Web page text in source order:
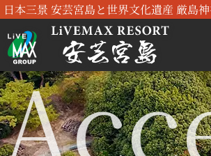
日本三景 安芸宮島と世界文化遺産 厳島